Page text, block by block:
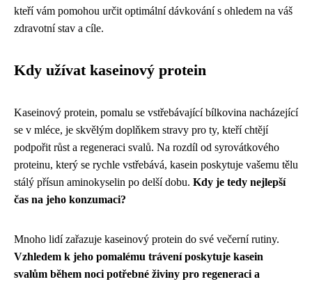
kteří vám pomohou určit optimální dávkování s ohledem na váš
zdravotní stav a cíle.
Kdy užívat kaseinový protein
Kaseinový protein, pomalu se vstřebávající bílkovina nacházející
se v mléce, je skvělým doplňkem stravy pro ty, kteří chtějí
podpořit růst a regeneraci svalů. Na rozdíl od syrovátkového
proteinu, který se rychle vstřebává, kasein poskytuje vašemu tělu
stálý přísun aminokyselin po delší dobu. Kdy je tedy nejlepší
čas na jeho konzumaci?
Mnoho lidí zařazuje kaseinový protein do své večerní rutiny.
Vzhledem k jeho pomalému trávení poskytuje kasein
svalům během noci potřebné živiny pro regeneraci a